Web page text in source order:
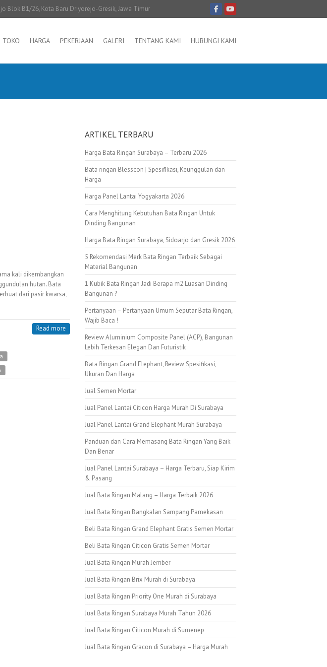
Blok B1/26, Kota Baru Driyorejo-Gresik, Jawa Timur
TOKO HARGA PEKERJAAN GALERI TENTANG KAMI HUBUNGI KAMI
kali dikembangkan
hutan. Bata
dari pasir kwarsa,
Read more
ARTIKEL TERBARU
Harga Bata Ringan Surabaya – Terbaru 2026
Bata ringan Blesscon | Spesifikasi, Keunggulan dan
Harga
Harga Panel Lantai Yogyakarta 2026
Cara Menghitung Kebutuhan Bata Ringan Untuk
Dinding Bangunan
Harga Bata Ringan Surabaya, Sidoarjo dan Gresik 2026
5 Rekomendasi Merk Bata Ringan Terbaik Sebagai
Material Bangunan
1 Kubik Bata Ringan Jadi Berapa m2 Luasan Dinding
Bangunan ?
Pertanyaan – Pertanyaan Umum Seputar Bata Ringan,
Wajib Baca !
Review Aluminium Composite Panel (ACP), Bangunan
Lebih Terkesan Elegan Dan Futuristik
Bata Ringan Grand Elephant, Review Spesifikasi,
Ukuran Dan Harga
Jual Semen Mortar
Jual Panel Lantai Citicon Harga Murah Di Surabaya
Jual Panel Lantai Grand Elephant Murah Surabaya
Panduan dan Cara Memasang Bata Ringan Yang Baik
Dan Benar
Jual Panel Lantai Surabaya – Harga Terbaru, Siap Kirim
& Pasang
Jual Bata Ringan Malang – Harga Terbaik 2026
Jual Bata Ringan Bangkalan Sampang Pamekasan
Beli Bata Ringan Grand Elephant Gratis Semen Mortar
Beli Bata Ringan Citicon Gratis Semen Mortar
Jual Bata Ringan Murah Jember
Jual Bata Ringan Brix Murah di Surabaya
Jual Bata Ringan Priority One Murah di Surabaya
Jual Bata Ringan Surabaya Murah Tahun 2026
Jual Bata Ringan Citicon Murah di Sumenep
Jual Bata Ringan Gracon di Surabaya – Harga Murah